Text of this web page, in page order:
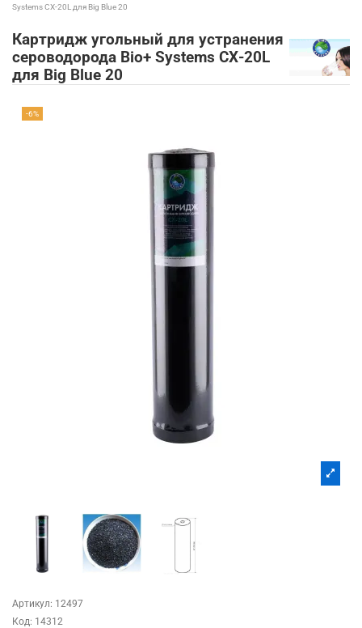
Systems СХ-20L для Big Blue 20
Картридж угольный для устранения
сероводорода Bio+ Systems СХ-20L
для Big Blue 20
-6%
Артикул: 12497
Код: 14312